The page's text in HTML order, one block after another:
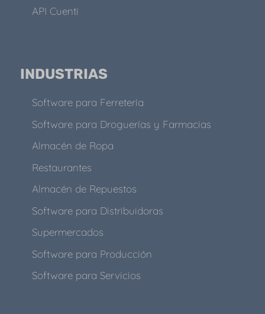
API Cuenti
INDUSTRIAS
Software para Ferretería
Software para Droguerías y Farmacias
Almacén de Ropa
Restaurantes
Almacén de Repuestos
Software para Distribuidoras
Supermercados
Software para Producción
Software para Servicios